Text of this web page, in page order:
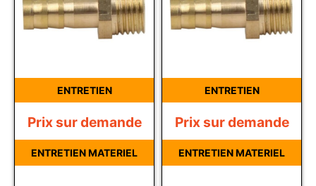
ENTRETIEN
Prix sur demande
ENTRETIEN MATERIEL
ENTRETIEN
Prix sur demande
ENTRETIEN MATERIEL